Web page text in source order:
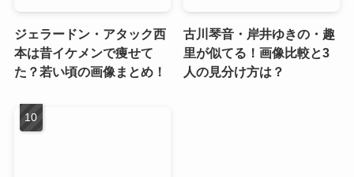
ジェラードン・アタック西
本は昔イケメンで痩せて
た？若い頃の画像まとめ！
古川琴音・岸井ゆきの・趣
里が似てる！画像比較と3
人の見分け方は？